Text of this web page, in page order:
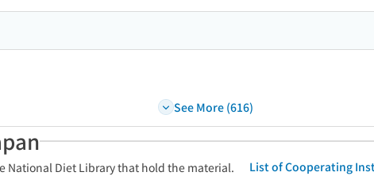
See More (616)
National Diet Library that hold the material.
List of Cooperating